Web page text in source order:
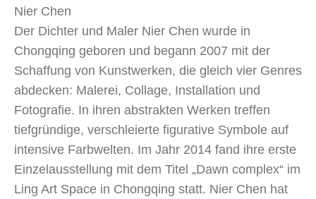
Nier Chen
Der Dichter und Maler Nier Chen wurde in
Chongqing geboren und begann 2007 mit der
Schaffung von Kunstwerken, die gleich vier Genres
abdecken: Malerei, Collage, Installation und
Fotografie. In ihren abstrakten Werken treffen
tiefgründige, verschleierte figurative Symbole auf
intensive Farbwelten. Im Jahr 2014 fand ihre erste
Einzelausstellung mit dem Titel „Dawn complex“ im
Ling Art Space in Chongqing statt. Nier Chen hat